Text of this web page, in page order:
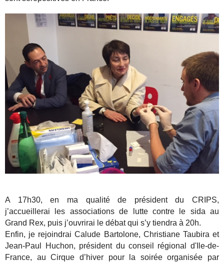
A 17h30, en ma qualité de président du CRIPS,
j’accueillerai les associations de lutte contre le sida au
Grand Rex, puis j’ouvrirai le débat qui s’y tiendra à 20h.
Enfin, je rejoindrai Calude Bartolone, Christiane Taubira et
Jean-Paul Huchon, président du conseil régional d'Ile-de-
France, au Cirque d’hiver pour la soirée organisée par